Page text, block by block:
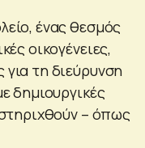
ένας θεσμός
οικογένειες,
τη διεύρυνση
δημιουργικές
– όπως